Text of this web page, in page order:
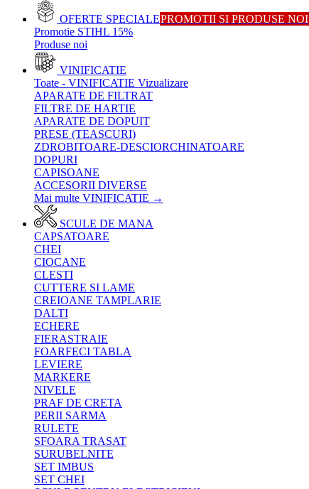
OFERTE SPECIALEPROMOTII SI PRODUSE NOI
Promotie STIHL 15%
Produse noi
VINIFICATIE
Toate - VINIFICATIE Vizualizare
APARATE DE FILTRAT
FILTRE DE HARTIE
APARATE DE DOPUIT
PRESE (TEASCURI)
ZDROBITOARE-DESCIORCHINATOARE
DOPURI
CAPISOANE
ACCESORII DIVERSE
Mai multe VINIFICATIE →
SCULE DE MANA
CAPSATOARE
CHEI
CIOCANE
CLESTI
CUTTERE SI LAME
CREIOANE TAMPLARIE
DALTI
ECHERE
FIERASTRAIE
FOARFECI TABLA
LEVIERE
MARKERE
NIVELE
PRAF DE CRETA
PERII SARMA
RULETE
SFOARA TRASAT
SURUBELNITE
SET IMBUS
SET CHEI